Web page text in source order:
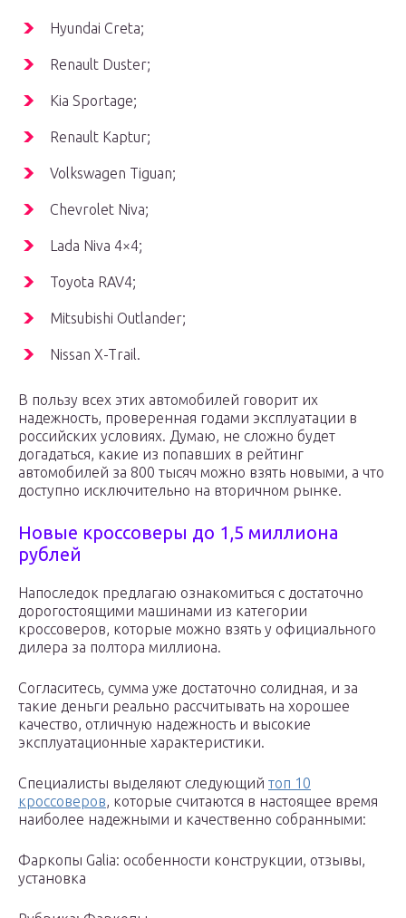
Hyundai Creta;
Renault Duster;
Kia Sportage;
Renault Kaptur;
Volkswagen Tiguan;
Chevrolet Niva;
Lada Niva 4×4;
Toyota RAV4;
Mitsubishi Outlander;
Nissan X-Trail.
В пользу всех этих автомобилей говорит их
надежность, проверенная годами эксплуатации в
российских условиях. Думаю, не сложно будет
догадаться, какие из попавших в рейтинг
автомобилей за 800 тысяч можно взять новыми, а что
доступно исключительно на вторичном рынке.
Новые кроссоверы до 1,5 миллиона
рублей
Напоследок предлагаю ознакомиться с достаточно
дорогостоящими машинами из категории
кроссоверов, которые можно взять у официального
дилера за полтора миллиона.
Согласитесь, сумма уже достаточно солидная, и за
такие деньги реально рассчитывать на хорошее
качество, отличную надежность и высокие
эксплуатационные характеристики.
Специалисты выделяют следующий топ 10
кроссоверов, которые считаются в настоящее время
наиболее надежными и качественно собранными:
Фаркопы Galia: особенности конструкции, отзывы,
установка